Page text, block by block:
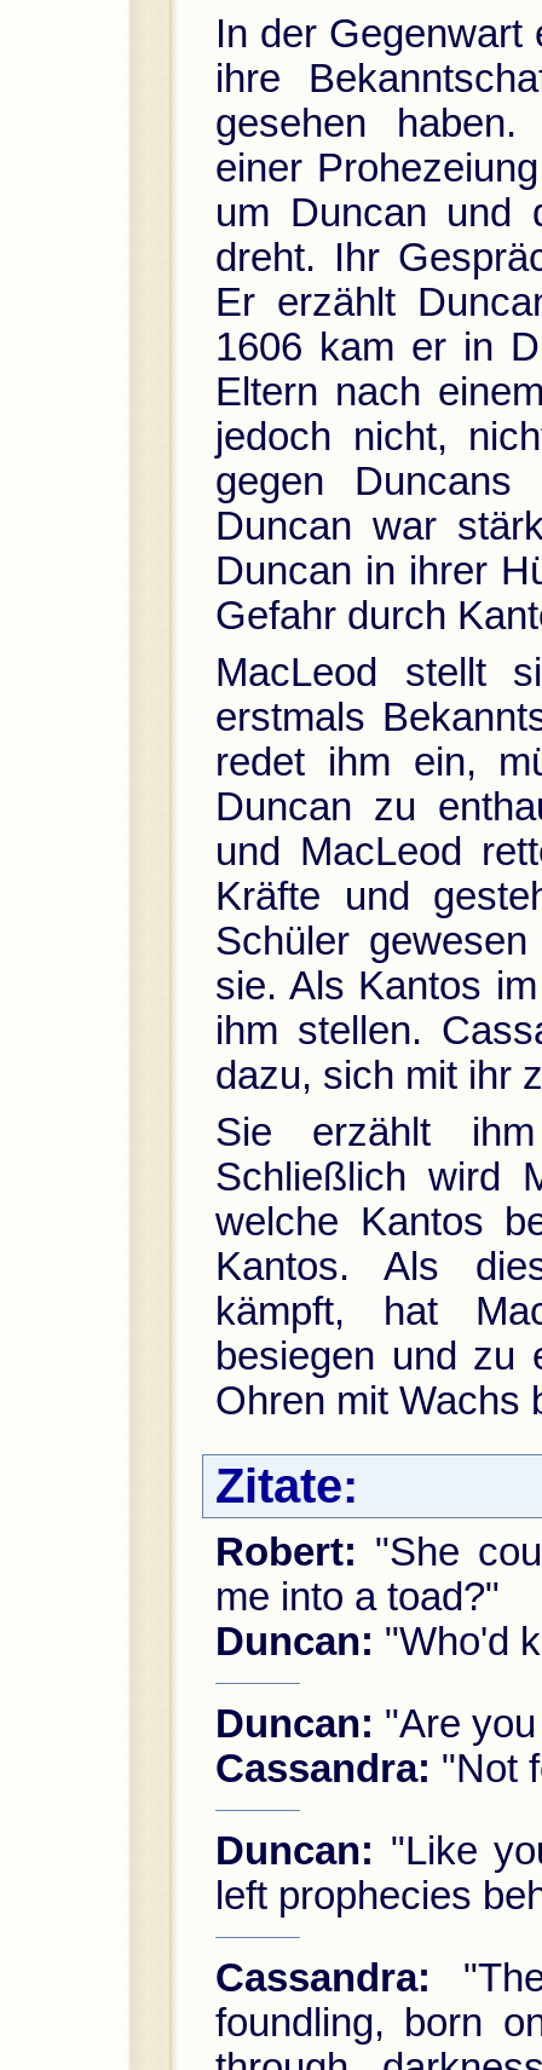
In der Gegenwart
ihre
gesehen
einer
um Duncan und
dreht. Ihr
Er erzählt
1606 kam er in
Eltern nach
jedoch nicht,
gegen
Duncan war
Duncan in ihrer
Gefahr durch
MacLeod stellt
erstmals
redet ihm ein,
Duncan zu
und MacLeod
Kräfte und
Schüler
sie. Als Kantos
ihm stellen.
dazu, sich mit ihr
Sie erzählt
Schließlich wird
welche Kantos
Kantos. Als
kämpft, hat
besiegen und zu
Ohren mit Wachs
Zitate:
Robert: "She
me into a toad?"
Duncan: "Who'd
Duncan: "Are
Cassandra: "Not
Duncan: "Like
left prophecies
Cassandra:
foundling, born